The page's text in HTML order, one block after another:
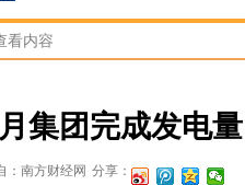
看内容
集团完成发电
：南方财经网 分享：